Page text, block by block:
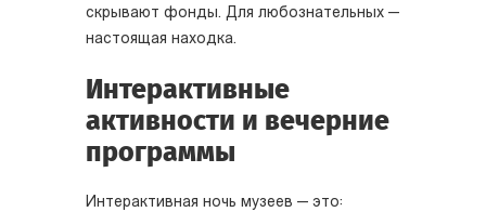
скрывают фонды. Для любознательных —
настоящая находка.
Интерактивные
активности и вечерние
программы
Интерактивная ночь музеев — это: